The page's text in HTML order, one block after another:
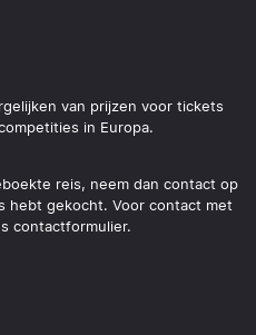
van prijzen voor tickets
in Europa.
reis, neem dan contact op
hebt gekocht. Voor contact met
contactformulier.